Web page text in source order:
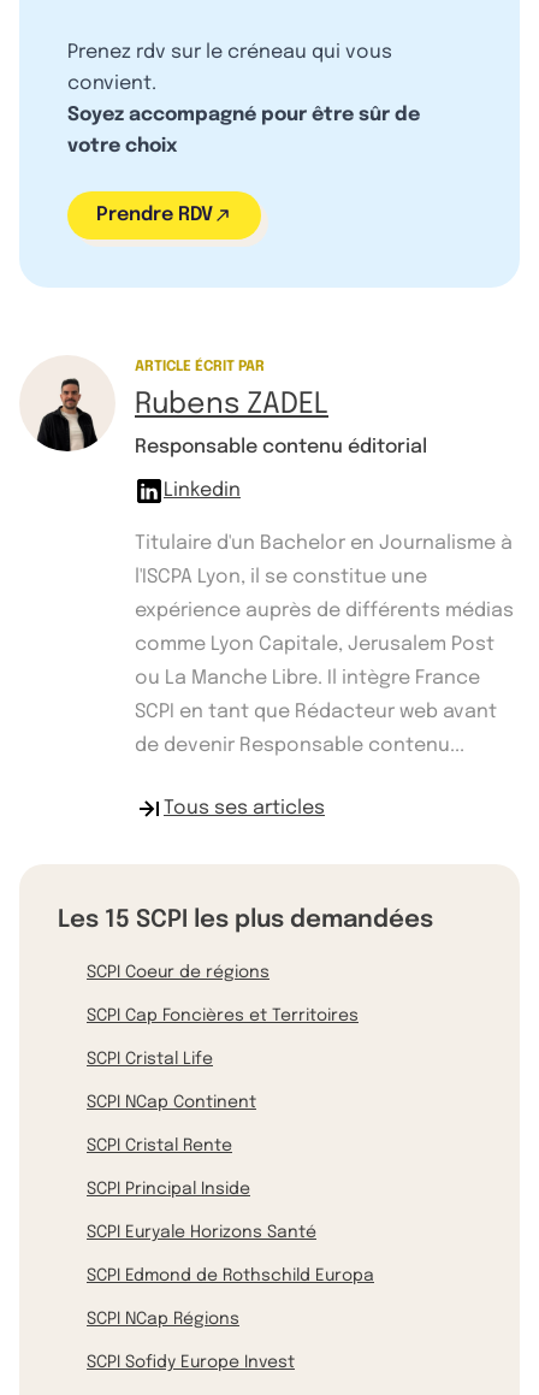
Prenez rdv sur le créneau qui vous
convient.
Soyez accompagné pour être sûr de
votre choix
Prendre RDV
ARTICLE ÉCRIT PAR
Rubens ZADEL
Responsable contenu éditorial
Linkedin
Titulaire d'un Bachelor en Journalisme à
l'ISCPA Lyon, il se constitue une
expérience auprès de différents médias
comme Lyon Capitale, Jerusalem Post
ou La Manche Libre. Il intègre France
SCPI en tant que Rédacteur web avant
de devenir Responsable contenu...
Tous ses articles
Les 15 SCPI les plus demandées
SCPI Coeur de régions
SCPI Cap Foncières et Territoires
SCPI Cristal Life
SCPI NCap Continent
SCPI Cristal Rente
SCPI Principal Inside
SCPI Euryale Horizons Santé
SCPI Edmond de Rothschild Europa
SCPI NCap Régions
SCPI Sofidy Europe Invest